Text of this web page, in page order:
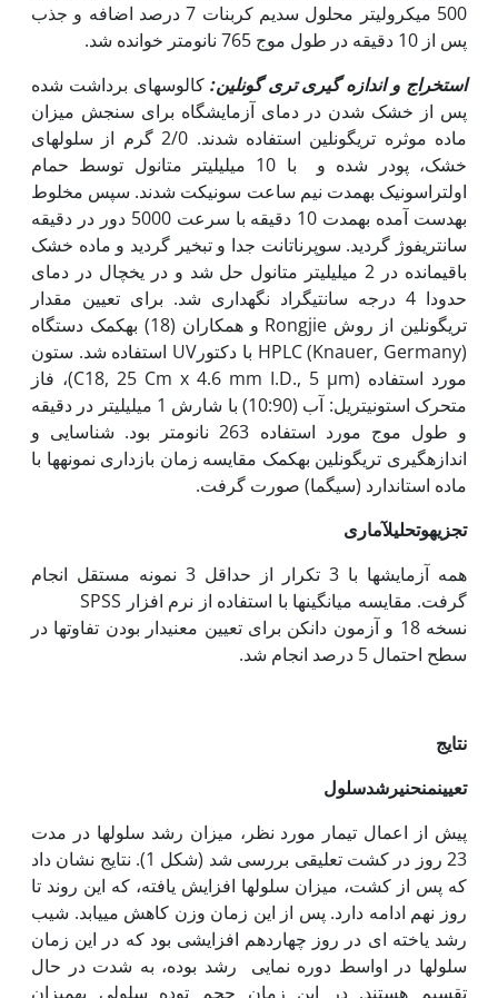
500 میکرولیتر محلول سدیم کربنات 7 درصد اضافه و جذب
پس از 10 دقیقه در طول موج 765 نانومتر خوانده شد.
استخراج و اندازه گیری تری گونلین: کالوس‏های برداشت شده
پس از خشک شدن در دمای آزمایشگاه برای سنجش میزان
ماده موثره تری‏گونلین استفاده شدند. 2/0 گرم از سلول‏های
خشک، پودر شده و با 10 میلی‏لیتر متانول توسط حمام
اولتراسونیک به‏مدت نیم ساعت سونیکت شدند. سپس مخلوط
به‏دست آمده به‏مدت 10 دقیقه با سرعت 5000 دور در دقیقه
سانتریفوژ گردید. سوپرناتانت جدا و تبخیر گردید و ماده خشک
باقیمانده در 2 میلی‏لیتر متانول حل شد و در یخچال در دمای
حدودا 4 درجه سانتی‏گراد نگه‏داری شد. برای تعیین مقدار
تری‏گونلین از روش Rongjie و همکاران (18) به‏کمک دستگاه
HPLC (Knauer, Germany) با دکتورUV استفاده شد. ستون
مورد استفاده (C18, 25 Cm x 4.6 mm I.D., 5 µm)، فاز
متحرک استونیتریل: آب (10:90) با شارش 1 میلی‏لیتر در دقیقه
و طول موج مورد استفاده 263 نانومتر بود. شناسایی و
اندازه‏گیری تری‏گونلین به‏کمک مقایسه زمان بازداری نمونه‏ها با
ماده استاندارد (سیگما) صورت گرفت.
تجزیهوتحلیلآماری
همه آزمایش‏ها با 3 تکرار از حداقل 3 نمونه مستقل انجام
گرفت. مقایسه میانگین‏ها با استفاده از نرم افزار SPSS
نسخه 18 و آزمون دانکن برای تعیین معنی‏دار بودن تفاوت‏ها در
سطح احتمال 5 درصد انجام شد.
نتایج
تعیینمنحنیرشدسلول
پیش از اعمال تیمار مورد نظر، میزان رشد سلول‏ها در مدت
23 روز در کشت تعلیقی بررسی شد (شکل 1). نتایج نشان داد
که پس از کشت، میزان سلول‏ها افزایش یافته، که این روند تا
روز نهم ادامه دارد. پس از این زمان وزن کاهش می‏یابد. شیب
رشد یاخته ای در روز چهاردهم افزایشی بود که در این زمان
سلول‏ها در اواسط دوره نمایی رشد بوده، به شدت در حال
تقسیم هستند. در این زمان حجم توده سلولی به‏میزان